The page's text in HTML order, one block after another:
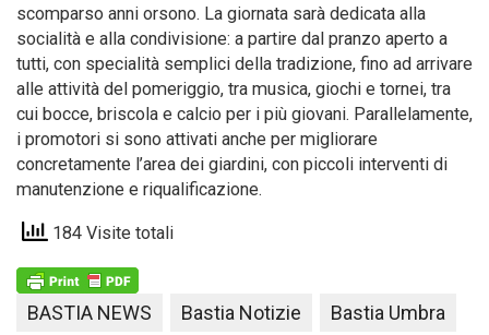
scomparso anni orsono. La giornata sarà dedicata alla
socialità e alla condivisione: a partire dal pranzo aperto a
tutti, con specialità semplici della tradizione, fino ad arrivare
alle attività del pomeriggio, tra musica, giochi e tornei, tra
cui bocce, briscola e calcio per i più giovani. Parallelamente,
i promotori si sono attivati anche per migliorare
concretamente l’area dei giardini, con piccoli interventi di
manutenzione e riqualificazione.
184 Visite totali
BASTIA NEWS Bastia Notizie Bastia Umbra